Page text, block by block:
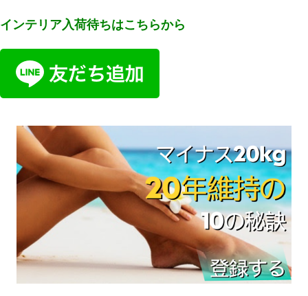
インテリア入荷待ちはこちらから